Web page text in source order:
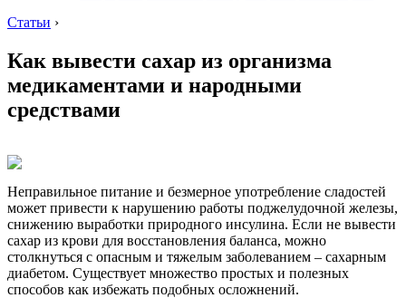
Статьи ›
Как вывести сахар из организма
медикаментами и народными
средствами
Неправильное питание и безмерное употребление сладостей
может привести к нарушению работы поджелудочной железы,
снижению выработки природного инсулина. Если не вывести
сахар из крови для восстановления баланса, можно
столкнуться с опасным и тяжелым заболеванием – сахарным
диабетом. Существует множество простых и полезных
способов как избежать подобных осложнений.